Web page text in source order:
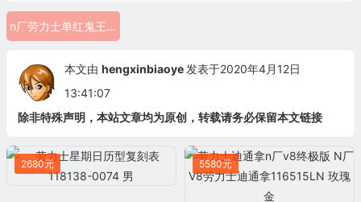
n厂劳力士单红鬼王 126600 复刻表
本文由 hengxinbiaoye 发表于2020年4月12日
13:41:07
除非特殊声明，本站文章均为原创，转载请务必保留本文链接
2680元 5580元